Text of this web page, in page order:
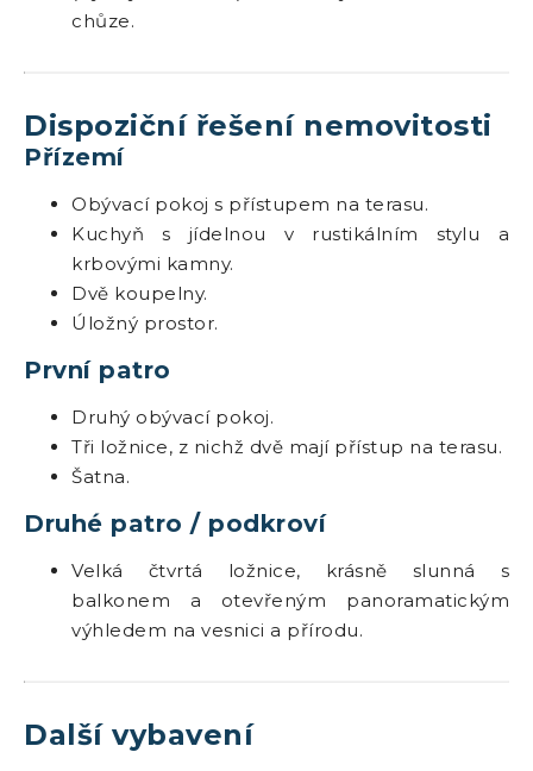
chůze.
Dispoziční řešení nemovitosti
Přízemí
Obývací pokoj s přístupem na terasu.
Kuchyň s jídelnou v rustikálním stylu a
krbovými kamny.
Dvě koupelny.
Úložný prostor.
První patro
Druhý obývací pokoj.
Tři ložnice, z nichž dvě mají přístup na terasu.
Šatna.
Druhé patro / podkroví
Velká čtvrtá ložnice, krásně slunná s
balkonem a otevřeným panoramatickým
výhledem na vesnici a přírodu.
Další vybavení